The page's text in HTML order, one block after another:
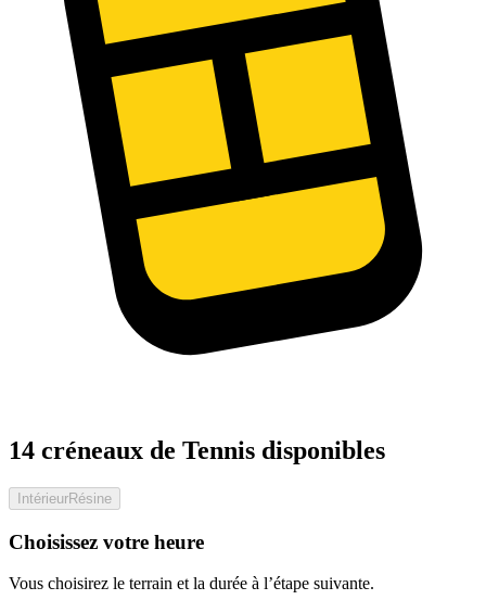
14 créneaux de Tennis disponibles
IntérieurRésine
Choisissez votre heure
Vous choisirez le terrain et la durée à l’étape suivante.